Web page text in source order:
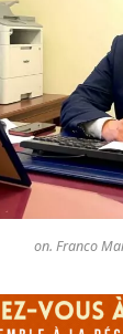
on. Franco